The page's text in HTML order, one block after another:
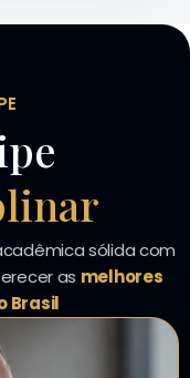
sólida com
as melhores
Brasil